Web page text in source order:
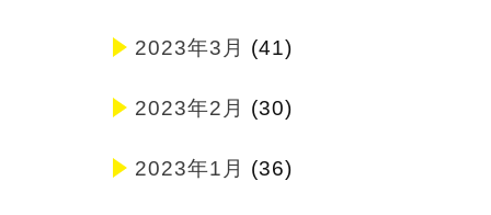
2023年3月 (41)
2023年2月 (30)
2023年1月 (36)